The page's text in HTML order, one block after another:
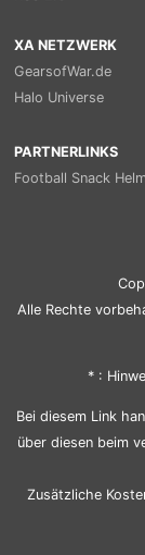
XA NETZWERK
GearsofWar.de
Halo Universe
PARTNERLINKS
Football Snack
Alle Rechte
* :
Bei diesem Link
über diesen beim
Zusätzliche